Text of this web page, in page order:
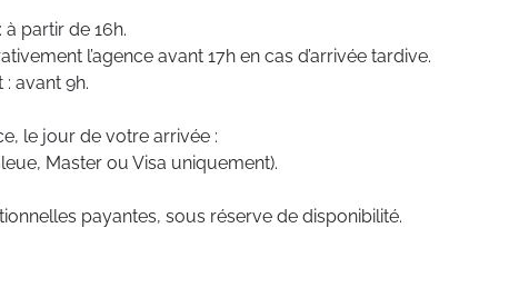
partir de 16h.
l’agence avant 17h en cas d’arrivée tardive.
avant 9h.
le jour de votre arrivée :
Master ou Visa uniquement).
payantes, sous réserve de disponibilité.